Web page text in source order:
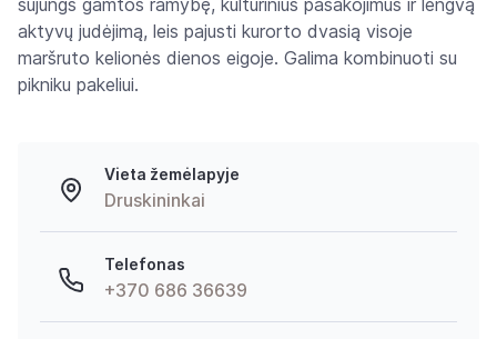
sujungs gamtos ramybę, kultūrinius pasakojimus ir lengvą
aktyvų judėjimą, leis pajusti kurorto dvasią visoje
maršruto kelionės dienos eigoje. Galima kombinuoti su
pikniku pakeliui.
Vieta žemėlapyje
Druskininkai
Telefonas
+370 686 36639